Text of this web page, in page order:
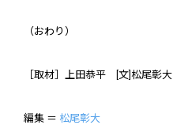
（おわり）
［取材］上田恭平 [文]松尾彰大
編集 ＝ 松尾彰大